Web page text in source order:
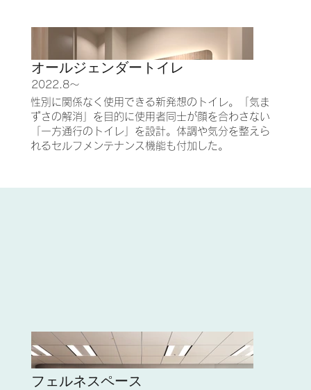
オールジェンダートイレ
フェルネスペース
2022.8〜
性別に関係なく使用できる新発想のトイレ。「気ま
ずさの解消」を目的に使用者同士が顔を合わさない
「一方通行のトイレ」を設計。体調や気分を整えら
れるセルフメンテナンス機能も付加した。